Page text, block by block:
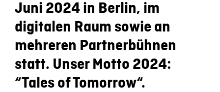
Juni 2024 in Berlin, im
digitalen Raum sowie an
mehreren Partnerbühnen
statt. Unser Motto 2024:
“Tales of Tomorrow“.